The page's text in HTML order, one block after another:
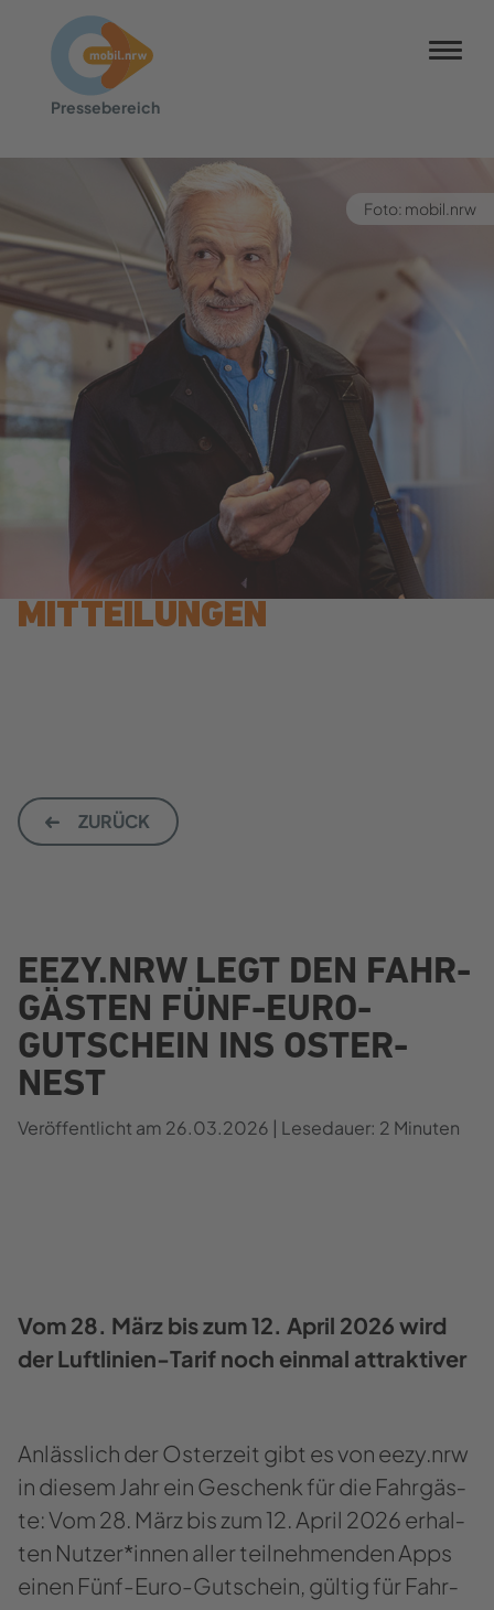
Pres­se­be­reich
Foto: mobil.nrw
MIT­TEI­LUN­GEN
ZU­RÜCK
EEZY.NRW LEGT DEN FAHR­
GÄS­TEN FÜNF-​EURO-
GUTSCHEIN INS OS­TER­
NEST
Ver­öf­fent­licht am 26.03.2026 | Le­se­dau­er: 2 Mi­nu­ten
Vom 28. März bis zum 12. April 2026 wird
der Luftlinien-​Tarif noch ein­mal at­trak­ti­ver
An­läss­lich der Os­ter­zeit gibt es von eezy.nrw
in die­sem Jahr ein Ge­schenk für die Fahr­gäs­
te: Vom 28. März bis zum 12. April 2026 er­hal­
ten Nut­zer*innen aller teil­neh­men­den Apps
einen Fünf-​Euro-Gutschein, gül­tig für Fahr­